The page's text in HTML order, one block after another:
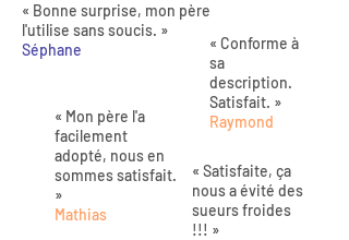
« Bonne surprise, mon père
l'utilise sans soucis. »
Séphane
« Mon père l'a
facilement
adopté, nous en
sommes satisfait.
»
Mathias
« Conforme à
sa
description.
Satisfait. »
Raymond
« Satisfaite, ça
nous a évité des
sueurs froides
!!! »